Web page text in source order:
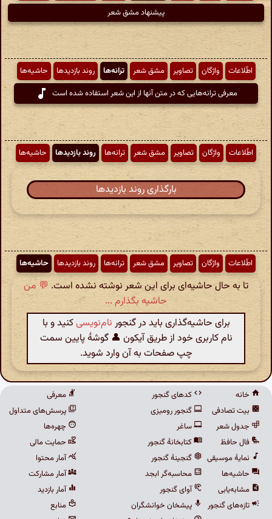
پیشنهاد مشق شعر
اطّلاعات واژگان تصاویر مشق شعر ترانه‌ها روند بازدیدها
حاشیه‌ها
معرفی ترانه‌هایی که در متن آنها از این شعر استفاده شده است
اطّلاعات واژگان تصاویر مشق شعر ترانه‌ها روند بازدیدها حاشیه‌ها
بارگذاری روند بازدیدها
اطّلاعات واژگان تصاویر مشق شعر ترانه‌ها روند بازدیدها حاشیه‌ها
تا به حال حاشیه‌ای برای این شعر نوشته نشده است. 💬 من
حاشیه بگذارم ...
برای حاشیه‌گذاری باید در گنجور نام‌نویسیکنید و با
نام کاربری خود از طریق آیکون 👤 گوشهٔ پایین سمت
چپ صفحات به آن وارد شوید.
خانه
بیت تصادفی
جدول شعر
فال حافظ
نمایهٔ موسیقی
حاشیه‌ها
مشابه‌یابی
تازه‌های گنجور
کدهای گنجور
گنجور رومیزی
ساغر
کتابخانهٔ گنجور
گنجینهٔ گنجور
محاسبه‌گر ابجد
آوای گنجور
پیشخان خوانشگران
معرفی
پرسش‌های متداول
چهره‌ها
حمایت مالی
آمار محتوا
آمار مشارکت
آمار بازدید
منابع